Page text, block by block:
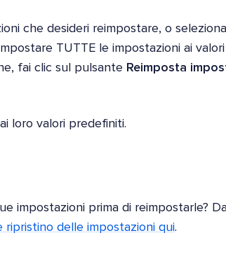
che desideri reimpostare, o
TUTTE le impostazioni ai valori
fai clic sul pulsante Reimposta
loro valori predefiniti.
impostazioni prima di reimpostarle?
delle impostazioni qui.